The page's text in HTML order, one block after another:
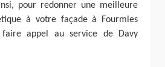
pour redonner une meilleure
à votre façade à Fourmies
appel au service de Davy